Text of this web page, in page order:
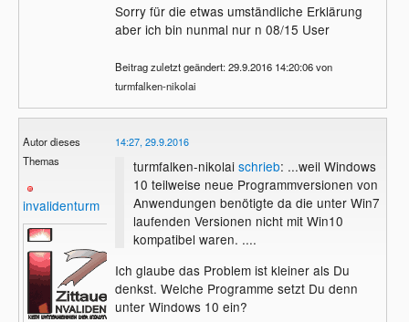
Sorry für die etwas umständliche Erklärung
aber ich bin nunmal nur n 08/15 User
Beitrag zuletzt geändert: 29.9.2016 14:20:06 von
turmfalken-nikolai
Autor dieses
Themas
invalidenturm
14:27, 29.9.2016
turmfalken-nikolai schrieb: ...weil Windows
10 teilweise neue Programmversionen von
Anwendungen benötigte da die unter Win7
laufenden Versionen nicht mit Win10
kompatibel waren. ....
Ich glaube das Problem ist kleiner als Du
denkst. Welche Programme setzt Du denn
unter Windows 10 ein?